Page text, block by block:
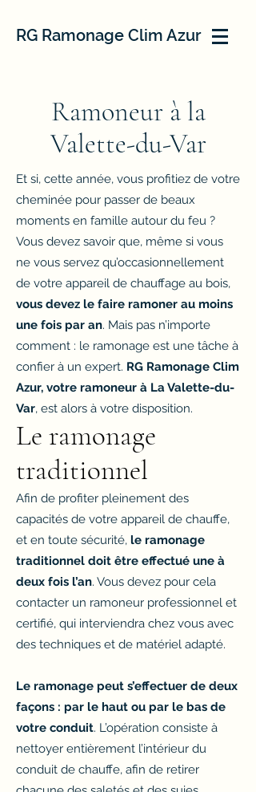
RG Ramonage Clim Azur
Ramoneur à la
Valette-du-Var
Et si, cette année, vous profitiez de votre
cheminée pour passer de beaux
moments en famille autour du feu ?
Vous devez savoir que, même si vous
ne vous servez qu’occasionnellement
de votre appareil de chauffage au bois,
vous devez le faire ramoner au moins
une fois par an. Mais pas n’importe
comment : le ramonage est une tâche à
confier à un expert. RG Ramonage Clim
Azur, votre ramoneur à La Valette-du-
Var, est alors à votre disposition.
Le ramonage
traditionnel
Afin de profiter pleinement des
capacités de votre appareil de chauffe,
et en toute sécurité, le ramonage
traditionnel doit être effectué une à
deux fois l’an. Vous devez pour cela
contacter un ramoneur professionnel et
certifié, qui interviendra chez vous avec
des techniques et de matériel adapté.
Le ramonage peut s’effectuer de deux
façons : par le haut ou par le bas de
votre conduit. L’opération consiste à
nettoyer entièrement l’intérieur du
conduit de chauffe, afin de retirer